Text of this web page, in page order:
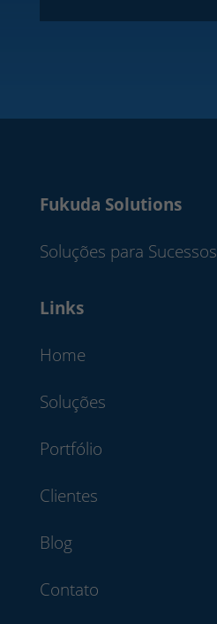
Fukuda Solutions
Soluções para Sucessos
Links
Home
Soluções
Portfólio
Clientes
Blog
Contato